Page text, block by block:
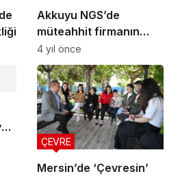
Akkuyu NGS’de
müteahhit firmanın
sözleşmesi feshedildi
4 yıl önce
Mersin’de ‘Çevresin’
ÇEVRE